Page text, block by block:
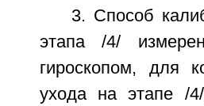
3. Способ
этапа /4/
гироскопом, для
ухода на этапе /